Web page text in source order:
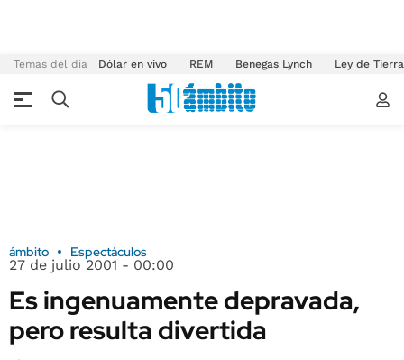
Temas del día Dólar en vivo REM Benegas Lynch Ley de
ámbito Espectáculos
27 de julio 2001 - 00:00
Es ingenuamente depravada,
pero resulta divertida